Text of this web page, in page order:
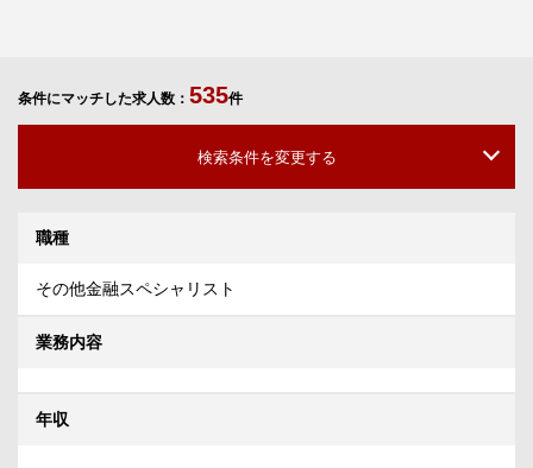
条件にマッチした求人数： 535件
検索条件を変更する
職種
その他金融スペシャリスト
業務内容
年収